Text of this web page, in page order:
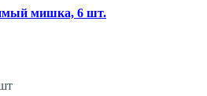
мишка, 6 шт.